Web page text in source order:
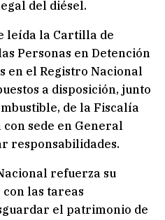
del diésel.
leída la Cartilla de
Personas en Detención
en el Registro Nacional
a disposición, junto
de la Fiscalía
sede en General
responsabilidades.
refuerza su
las tareas
el patrimonio de